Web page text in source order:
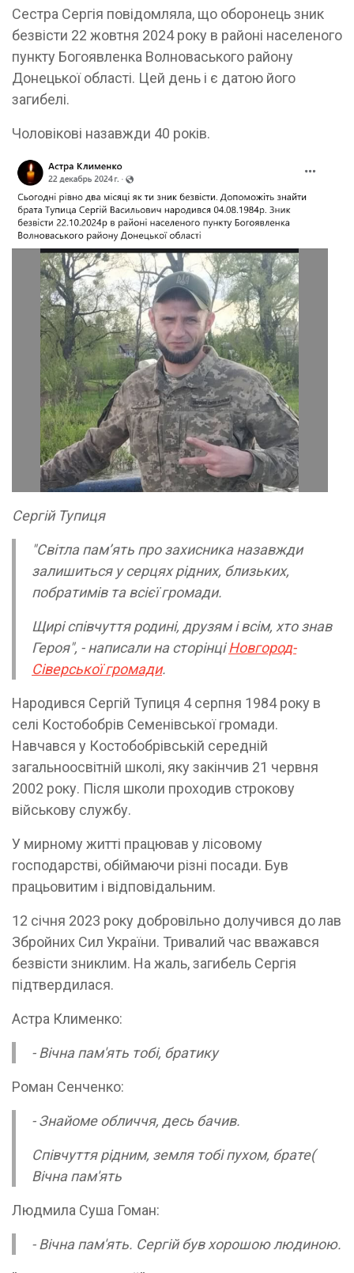
Сестра Сергія повідомляла, що оборонець зник
безвісти 22 жовтня 2024 року в районі населеного
пункту Богоявленка Волноваського району
Донецької області. Цей день і є датою його
загибелі.
Чоловікові назавжди 40 років.
Сергій Тупиця
"Світла пам’ять про захисника назавжди
залишиться у серцях рідних, близьких,
побратимів та всієї громади.
Щирі співчуття родині, друзям і всім, хто знав
Героя", - написали на сторінціНовгород-
Сіверської громади.
Народився Сергій Тупиця 4 серпня 1984 року в
селі Костобобрів Семенівської громади.
Навчався у Костобобрівській середній
загальноосвітній школі, яку закінчив 21 червня
2002 року. Після школи проходив строкову
військову службу.
У мирному житті працював у лісовому
господарстві, обіймаючи різні посади. Був
працьовитим і відповідальним.
12 січня 2023 року добровільно долучився до лав
Збройних Сил України. Тривалий час вважався
безвісти зниклим. На жаль, загибель Сергія
підтвердилася.
Астра Клименко:
- Вічна пам'ять тобі, братику
Роман Сенченко:
- Знайоме обличчя, десь бачив.
Співчуття рідним, земля тобі пухом, брате(
Вічна пам'ять
Людмила Суша Гоман:
- Вічна пам'ять. Сергій був хорошою людиною.